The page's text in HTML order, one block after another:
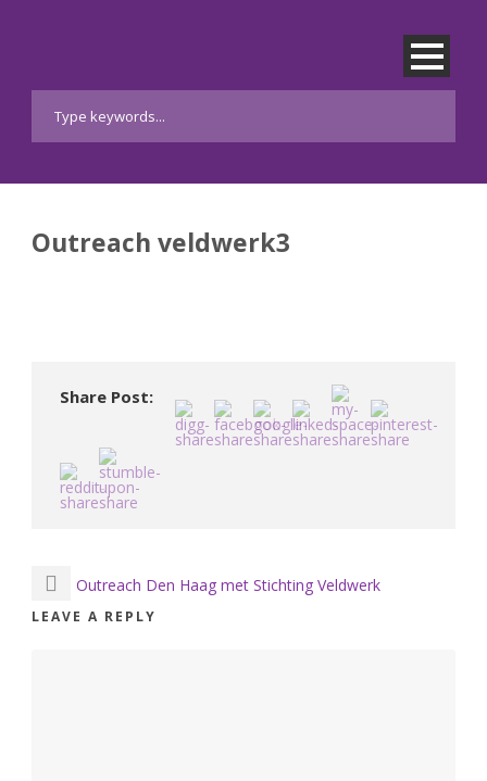
Outreach veldwerk3
Share Post:
Outreach Den Haag met Stichting Veldwerk
LEAVE A REPLY